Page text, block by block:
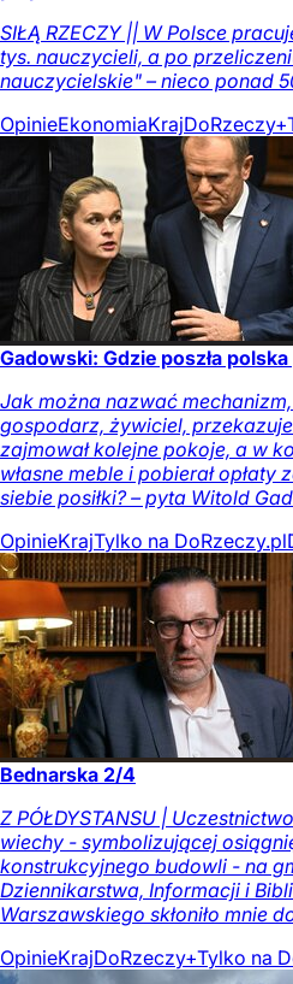
SIŁĄ RZECZY || W Polsce
tys. nauczycieli, a po
nauczycielskie" – nieco ponad
OpinieEkonomiaKrajDoRzeczy+
Gadowski: Gdzie poszła
Jak można nazwać
gospodarz, żywiciel,
zajmował kolejne pokoje, a w
własne meble i pobierał
siebie posiłki? – pyta Witold
OpinieKrajTylko na DoRzeczy.pl
Bednarska 2/4
Z PÓŁDYSTANSU |
wiechy - symbolizującej
konstrukcyjnego budowli - na
Dziennikarstwa, Informacji i
Warszawskiego skłoniło mnie
OpinieKrajDoRzeczy+Tylko na